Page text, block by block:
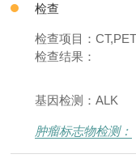
检查
检查项目：
检查结果：
基因检测：ALK
肿瘤标志物检测：